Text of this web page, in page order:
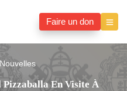
Faire un don
Nouvelles
En Visite À